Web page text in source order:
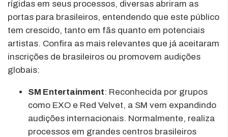
rígidas em seus processos, diversas abriram as
portas para brasileiros, entendendo que este público
tem crescido, tanto em fãs quanto em potenciais
artistas. Confira as mais relevantes que já aceitaram
inscrições de brasileiros ou promovem audições
globais:
SM Entertainment: Reconhecida por grupos
como EXO e Red Velvet, a SM vem expandindo
audições internacionais. Normalmente, realiza
processos em grandes centros brasileiros